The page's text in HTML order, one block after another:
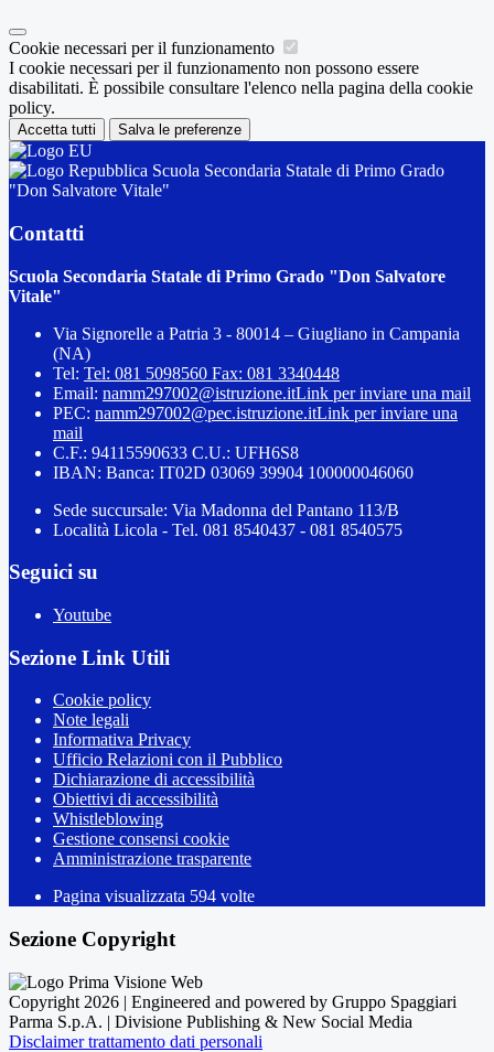
Cookie necessari per il funzionamento
I cookie necessari per il funzionamento non possono essere
disabilitati. È possibile consultare l'elenco nella pagina della cookie
policy.
Accetta tutti Salva le preferenze
Scuola Secondaria Statale di Primo Grado
"Don Salvatore Vitale"
Contatti
Scuola Secondaria Statale di Primo Grado "Don Salvatore
Vitale"
Via Signorelle a Patria 3 - 80014 – Giugliano in Campania
(NA)
Tel: Tel: 081 5098560 Fax: 081 3340448
Email: namm297002@istruzione.itLink per inviare una mail
PEC: namm297002@pec.istruzione.itLink per inviare una
mail
C.F.: 94115590633 C.U.: UFH6S8
IBAN: Banca: IT02D 03069 39904 100000046060
Sede succursale: Via Madonna del Pantano 113/B
Località Licola - Tel. 081 8540437 - 081 8540575
Seguici su
Youtube
Sezione Link Utili
Cookie policy
Note legali
Informativa Privacy
Ufficio Relazioni con il Pubblico
Dichiarazione di accessibilità
Obiettivi di accessibilità
Whistleblowing
Gestione consensi cookie
Amministrazione trasparente
Pagina visualizzata 594 volte
Sezione Copyright
Copyright 2026 | Engineered and powered by Gruppo Spaggiari
Parma S.p.A. | Divisione Publishing & New Social Media
Disclaimer trattamento dati personali